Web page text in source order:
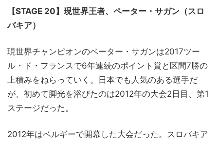
【STAGE 20】現世界王者、ペーター・サガン（スロ
バキア）
現世界チャンピオンのペーター・サガンは2017ツー
ル・ド・フランスで6年連続のポイント賞と区間7勝の
上積みをねらっていく。日本でも人気のある選手だ
が、初めて脚光を浴びたのは2012年の大会2日目、第1
ステージだった。
2012年はベルギーで開幕した大会だった。スロバキア